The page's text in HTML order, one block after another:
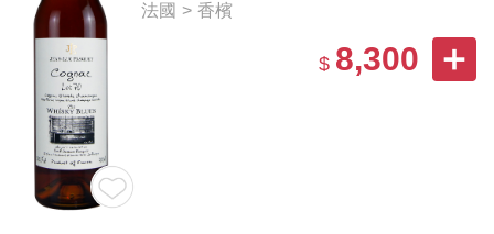
法國 > 香檳
$ 8,300